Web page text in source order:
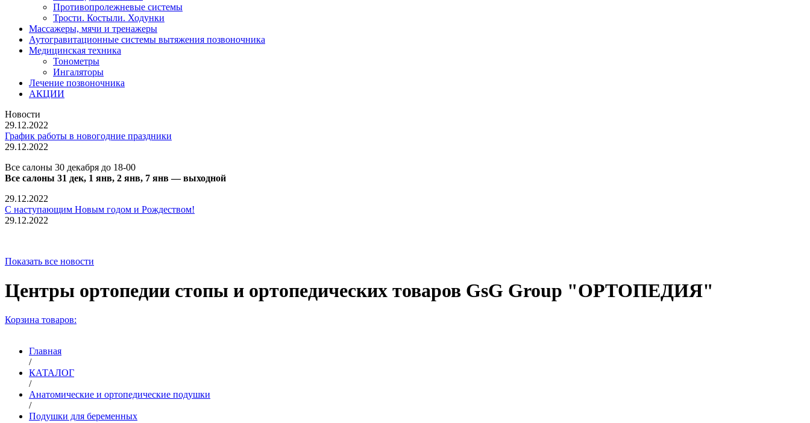
Противопролежневые системы
Трости. Костыли. Ходунки
Массажеры, мячи и тренажеры
Аутогравитационные системы вытяжения позвоночника
Медицинская техника
Тонометры
Ингаляторы
Лечение позвоночника
АКЦИИ
Новости
29.12.2022
График работы в новогодние праздники
29.12.2022
Все салоны 30 декабря до 18-00
Все салоны 31 дек, 1 янв, 2 янв, 7 янв — выходной
29.12.2022
С наступающим Новым годом и Рождеством!
29.12.2022
Показать все новости
Центры ортопедии стопы и ортопедических товаров GsG Group "ОРТОПЕДИЯ"
Корзина товаров:
Главная
/
КАТАЛОГ
/
Анатомические и ортопедические подушки
/
Подушки для беременных